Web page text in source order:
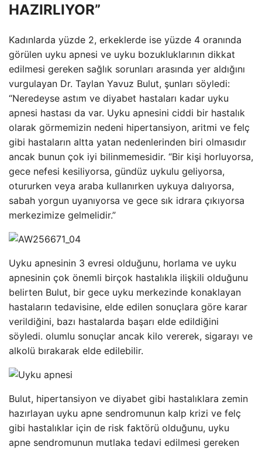
HAZIRLIYOR”
Kadınlarda yüzde 2, erkeklerde ise yüzde 4 oranında
görülen uyku apnesi ve uyku bozukluklarının dikkat
edilmesi gereken sağlık sorunları arasında yer aldığını
vurgulayan Dr. Taylan Yavuz Bulut, şunları söyledi:
“Neredeyse astım ve diyabet hastaları kadar uyku
apnesi hastası da var. Uyku apnesini ciddi bir hastalık
olarak görmemizin nedeni hipertansiyon, aritmi ve felç
gibi hastaların altta yatan nedenlerinden biri olmasıdır
ancak bunun çok iyi bilinmemesidir. “Bir kişi horluyorsa,
gece nefesi kesiliyorsa, gündüz uykulu geliyorsa,
otururken veya araba kullanırken uykuya dalıyorsa,
sabah yorgun uyanıyorsa ve gece sık idrara çıkıyorsa
merkezimize gelmelidir.”
Uyku apnesinin 3 evresi olduğunu, horlama ve uyku
apnesinin çok önemli birçok hastalıkla ilişkili olduğunu
belirten Bulut, bir gece uyku merkezinde konaklayan
hastaların tedavisine, elde edilen sonuçlara göre karar
verildiğini, bazı hastalarda başarı elde edildiğini
söyledi. olumlu sonuçlar ancak kilo vererek, sigarayı ve
alkolü bırakarak elde edilebilir.
Bulut, hipertansiyon ve diyabet gibi hastalıklara zemin
hazırlayan uyku apne sendromunun kalp krizi ve felç
gibi hastalıklar için de risk faktörü olduğunu, uyku
apne sendromunun mutlaka tedavi edilmesi gereken